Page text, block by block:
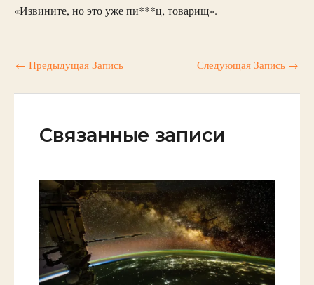
«Извините, но это уже пи***ц, товарищ».
← Предыдущая Запись Следующая Запись →
Связанные записи